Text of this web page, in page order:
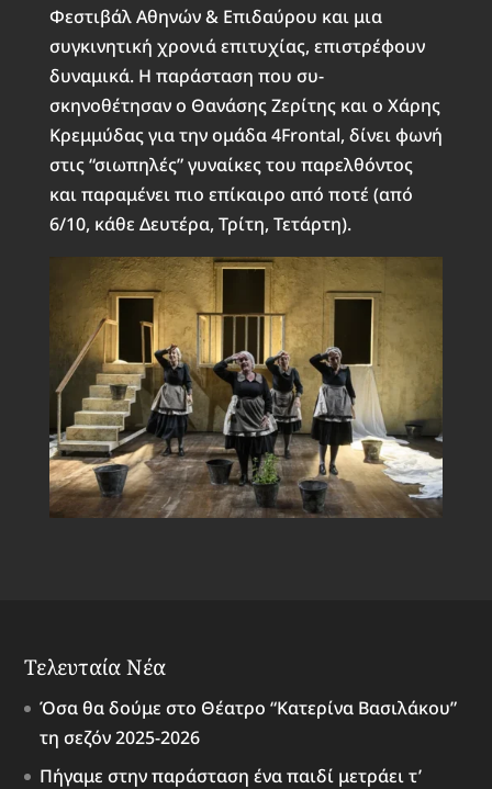
Φεστιβάλ Αθηνών & Επιδαύρου και μια
συγκινητική χρονιά επιτυχίας, επιστρέφουν
δυναμικά. Η παράσταση που συ-
σκηνοθέτησαν ο Θανάσης Ζερίτης και ο Χάρης
Κρεμμύδας για την ομάδα 4Frontal, δίνει φωνή
στις “σιωπηλές” γυναίκες του παρελθόντος
και παραμένει πιο επίκαιρο από ποτέ (από
6/10, κάθε Δευτέρα, Τρίτη, Τετάρτη).
Τελευταία Νέα
Όσα θα δούμε στο Θέατρο “Κατερίνα Βασιλάκου”
τη σεζόν 2025-2026
Πήγαμε στην παράσταση ένα παιδί μετράει τ’